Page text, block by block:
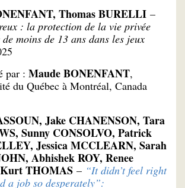
Thomas BURELLI –
: la protection de la vie privée
de moins de 13 ans dans les jeux
par : Maude BONENFANT,
du Québec à Montréal, Canada
Jake CHANENSON, Tara
Sunny CONSOLVO, Patrick
Jessica MCCLEARN, Sarah
Abhishek ROY, Renee
THOMAS – “It didn’t feel right
a job so desperately”: